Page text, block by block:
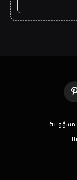
بينتيريست